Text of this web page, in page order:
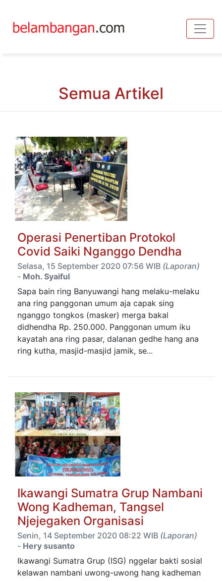
Semua Artikel
Operasi Penertiban Protokol
Covid Saiki Nganggo Dendha
Selasa, 15 September 2020 07:56 WIB (Laporan)
- Moh. Syaiful
Sapa bain ring Banyuwangi hang melaku-melaku
ana ring panggonan umum aja capak sing
nganggo tongkos (masker) merga bakal
didhendha Rp. 250.000. Panggonan umum iku
kayatah ana ring pasar, dalanan gedhe hang ana
ring kutha, masjid-masjid jamik, se...
Ikawangi Sumatra Grup Nambani
Wong Kadheman, Tangsel
Njejegaken Organisasi
Senin, 14 September 2020 08:22 WIB (Laporan)
- Hery susanto
Ikawangi Sumatra Grup (ISG) nggelar bakti sosial
kelawan nambani uwong-uwong hang kadheman